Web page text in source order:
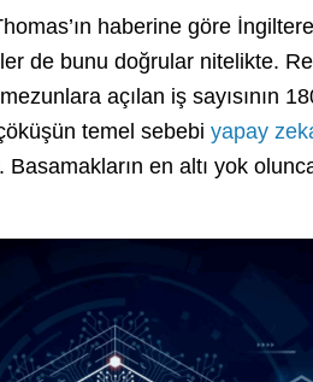
haberine göre
de bunu doğrular nitelikte.
açılan iş sayısının
temel sebebi yapay
Basamakların en altı yok